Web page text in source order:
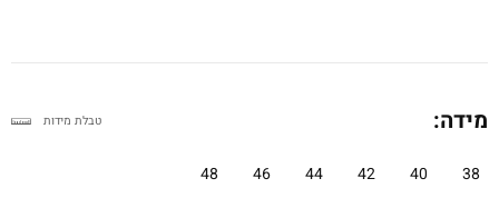
מידה:
38
40
42
44
46
48
טבלת מידות